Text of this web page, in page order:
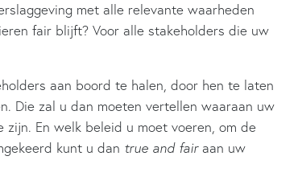
met alle relevante waarheden
fair blijft? Voor alle stakeholders die uw
aan boord te halen, door hen te laten
Die zal u dan moeten vertellen waaraan uw
zijn. En welk beleid u moet voeren, om de
kunt u dan true and fairaan uw